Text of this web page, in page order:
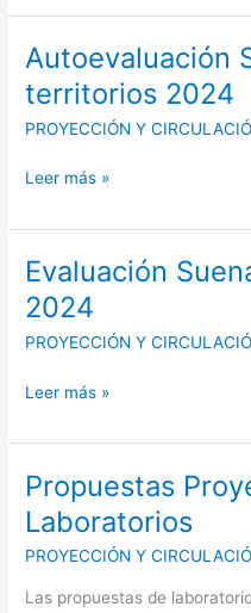
Autoevaluación
territorios 2024
PROYECCIÓN Y
Autoevaluación
Suenan
los
territorios
Leer más »
Evaluación
2024
PROYECCIÓN Y
Evaluación
Suenan
los
territorios
Leer más »
Propuestas
Laboratorios
PROYECCIÓN Y
Las propuestas de
Propuestas
Proyectos
y
Laboratorios